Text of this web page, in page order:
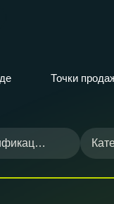
Точки